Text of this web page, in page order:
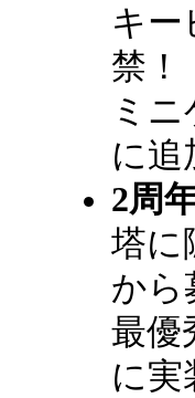
キー
禁！
ミ
に追
2周
塔に
から
最優
に実